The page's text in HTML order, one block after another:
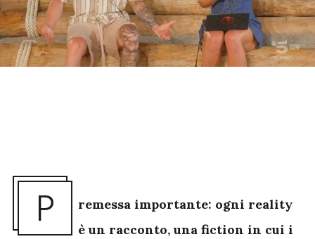
P
remessa importante: ogni reality
è un racconto, una fiction in cui i